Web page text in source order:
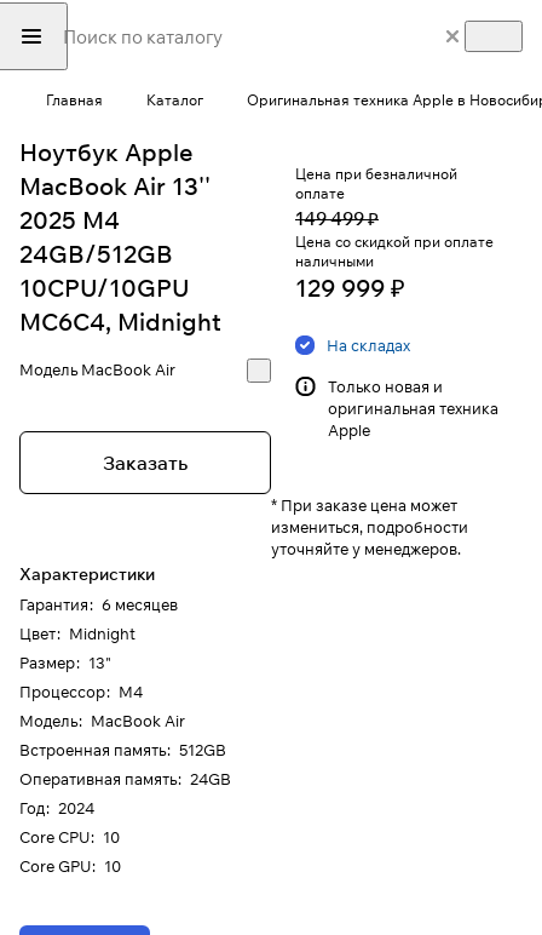
Главная Каталог Оригинальная техника Apple в
Ноутбук Apple
MacBook Air 13''
2025 M4
24GB/512GB
10CPU/10GPU
MC6C4, Midnight
МодельMacBook Air
Заказать
Характеристики
Гарантия: 6 месяцев
Цвет: Midnight
Размер: 13"
Процессор: M4
Модель: MacBook Air
Встроенная память: 512GB
Оперативная память: 24GB
Год: 2024
Core CPU: 10
Core GPU: 10
Цена при безналичной
оплате
149 499 ₽
Цена со скидкой при оплате
наличными
129 999 ₽
На складах
Только новая и
оригинальная техника
Apple
* При заказе цена может
измениться, подробности
уточняйте у менеджеров.